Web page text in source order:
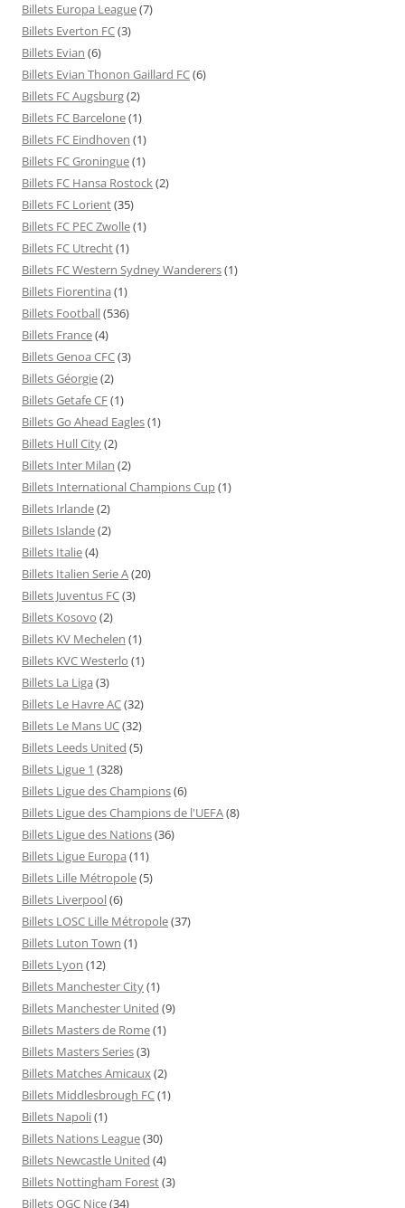
Billets Europa League(7)
Billets Everton FC(3)
Billets Evian (6)
Billets Evian Thonon Gaillard FC(6)
Billets FC Augsburg(2)
Billets FC Barcelone(1)
Billets FC Eindhoven (1)
Billets FC Groningue(1)
Billets FC Hansa Rostock(2)
Billets FC Lorient(35)
Billets FC PEC Zwolle(1)
Billets FC Utrecht(1)
Billets FC Western Sydney Wanderers(1)
Billets Fiorentina (1)
Billets Football(536)
Billets France(4)
Billets Genoa CFC(3)
Billets Géorgie(2)
Billets Getafe CF(1)
Billets Go Ahead Eagles(1)
Billets Hull City(2)
Billets Inter Milan (2)
Billets International Champions Cup(1)
Billets Irlande(2)
Billets Islande(2)
Billets Italie(4)
Billets Italien Serie A(20)
Billets Juventus FC(3)
Billets Kosovo (2)
Billets KV Mechelen (1)
Billets KVC Westerlo (1)
Billets La Liga (3)
Billets Le Havre AC(32)
Billets Le Mans UC(32)
Billets Leeds United (5)
Billets Ligue 1 (328)
Billets Ligue des Champions(6)
Billets Ligue des Champions de l'UEFA(8)
Billets Ligue des Nations(36)
Billets Ligue Europa (11)
Billets Lille Métropole(5)
Billets Liverpool(6)
Billets LOSC Lille Métropole(37)
Billets Luton Town (1)
Billets Lyon (12)
Billets Manchester City(1)
Billets Manchester United (9)
Billets Masters de Rome(1)
Billets Masters Series(3)
Billets Matches Amicaux(2)
Billets Middlesbrough FC(1)
Billets Napoli(1)
Billets Nations League(30)
Billets Newcastle United (4)
Billets Nottingham Forest(3)
Billets OGC Nice(34)